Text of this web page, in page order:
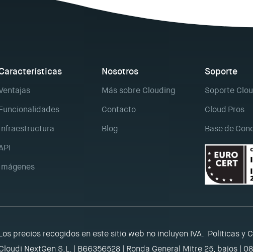
Nosotros
Más sobre Clouding
Contacto
Blog
Soporte
Soporte
Cloud Pros
Base de
precios recogidos en este sitio web no incluyen IVA. Políticas y
NextGen S.L. | B66356528 | Ronda General Mitre 25, bajos |